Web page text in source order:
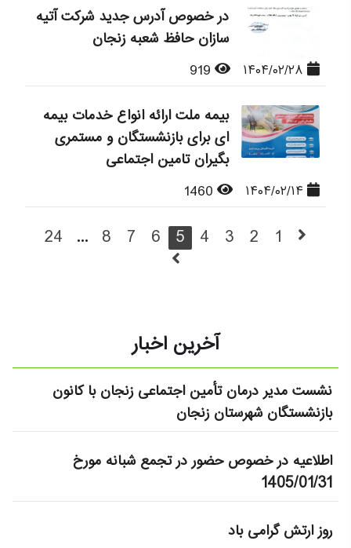
در خصوص آدرس جدید شرکت آتیه
سازان حافظ شعبه زنجان
بیمه ملت ارائه انواع خدمات بیمه
ای برای بازنشستگان و مستمری
بگیران تامین اجتماعی
1
2
3
4
5
6
7
8
...
24
آخرین اخبار
نشست مدیر درمان تأمین اجتماعی زنجان با کانون
بازنشستگان شهرستان زنجان
اطلاعیه در خصوص حضور در تجمع شبانه مورخ
1405/01/31
روز ارتش گرامی باد